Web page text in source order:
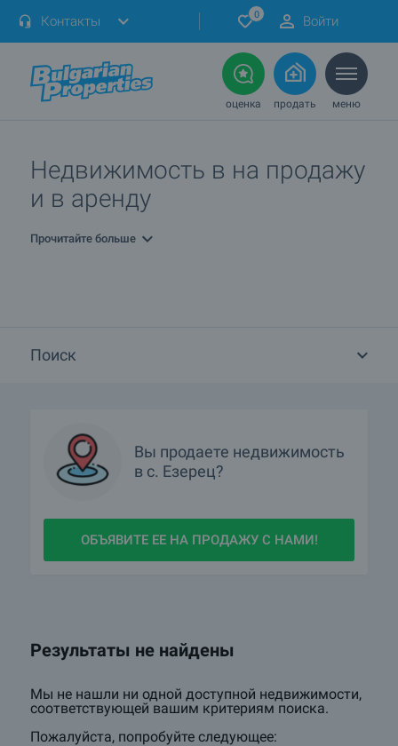
Контакты 0 Войти
оценка продать меню
Недвижимость в на продажу
и в аренду
Прочитайте больше
Поиск
Вы продаете недвижимость
в с. Езерец?
ОБЪЯВИТЕ ЕЕ НА ПРОДАЖУ С НАМИ!
Результаты не найдены
Мы не нашли ни одной доступной недвижимости,
соответствующей вашим критериям поиска.
Пожалуйста, попробуйте следующее: